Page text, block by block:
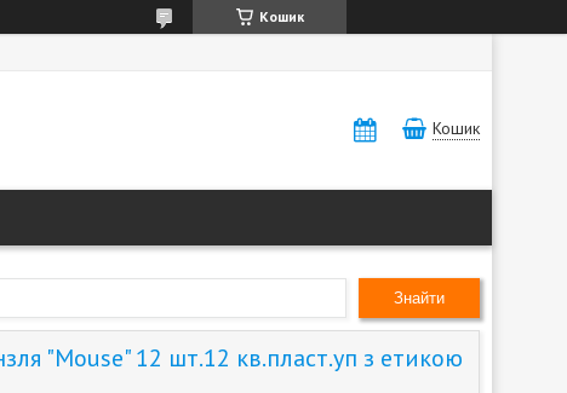
Кошик
Кошик
Знайти
"Mouse" 12 шт.12 кв.пласт.уп з етикою